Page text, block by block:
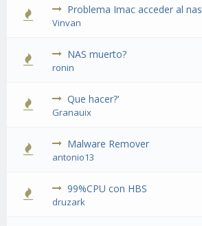
Problema Imac acceder al nas
Vinvan
NAS muerto?
ronin
Que hacer?'
Granauix
Malware Remover
antonio13
99%CPU con HBS
druzark